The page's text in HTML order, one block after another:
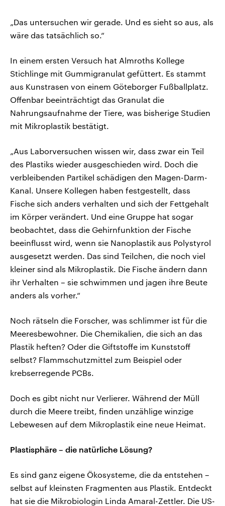
„Das untersuchen wir gerade. Und es sieht so aus, als
wäre das tatsächlich so.“
In einem ersten Versuch hat Almroths Kollege
Stichlinge mit Gummigranulat gefüttert. Es stammt
aus Kunstrasen von einem Göteborger Fußballplatz.
Offenbar beeinträchtigt das Granulat die
Nahrungsaufnahme der Tiere, was bisherige Studien
mit Mikroplastik bestätigt.
„Aus Laborversuchen wissen wir, dass zwar ein Teil
des Plastiks wieder ausgeschieden wird. Doch die
verbleibenden Partikel schädigen den Magen-Darm-
Kanal. Unsere Kollegen haben festgestellt, dass
Fische sich anders verhalten und sich der Fettgehalt
im Körper verändert. Und eine Gruppe hat sogar
beobachtet, dass die Gehirnfunktion der Fische
beeinflusst wird, wenn sie Nanoplastik aus Polystyrol
ausgesetzt werden. Das sind Teilchen, die noch viel
kleiner sind als Mikroplastik. Die Fische ändern dann
ihr Verhalten – sie schwimmen und jagen ihre Beute
anders als vorher.“
Noch rätseln die Forscher, was schlimmer ist für die
Meeresbewohner. Die Chemikalien, die sich an das
Plastik heften? Oder die Giftstoffe im Kunststoff
selbst? Flammschutzmittel zum Beispiel oder
krebserregende PCBs.
Doch es gibt nicht nur Verlierer. Während der Müll
durch die Meere treibt, finden unzählige winzige
Lebewesen auf dem Mikroplastik eine neue Heimat.
Plastisphäre – die natürliche Lösung?
Es sind ganz eigene Ökosysteme, die da entstehen –
selbst auf kleinsten Fragmenten aus Plastik. Entdeckt
hat sie die Mikrobiologin Linda Amaral-Zettler. Die US-